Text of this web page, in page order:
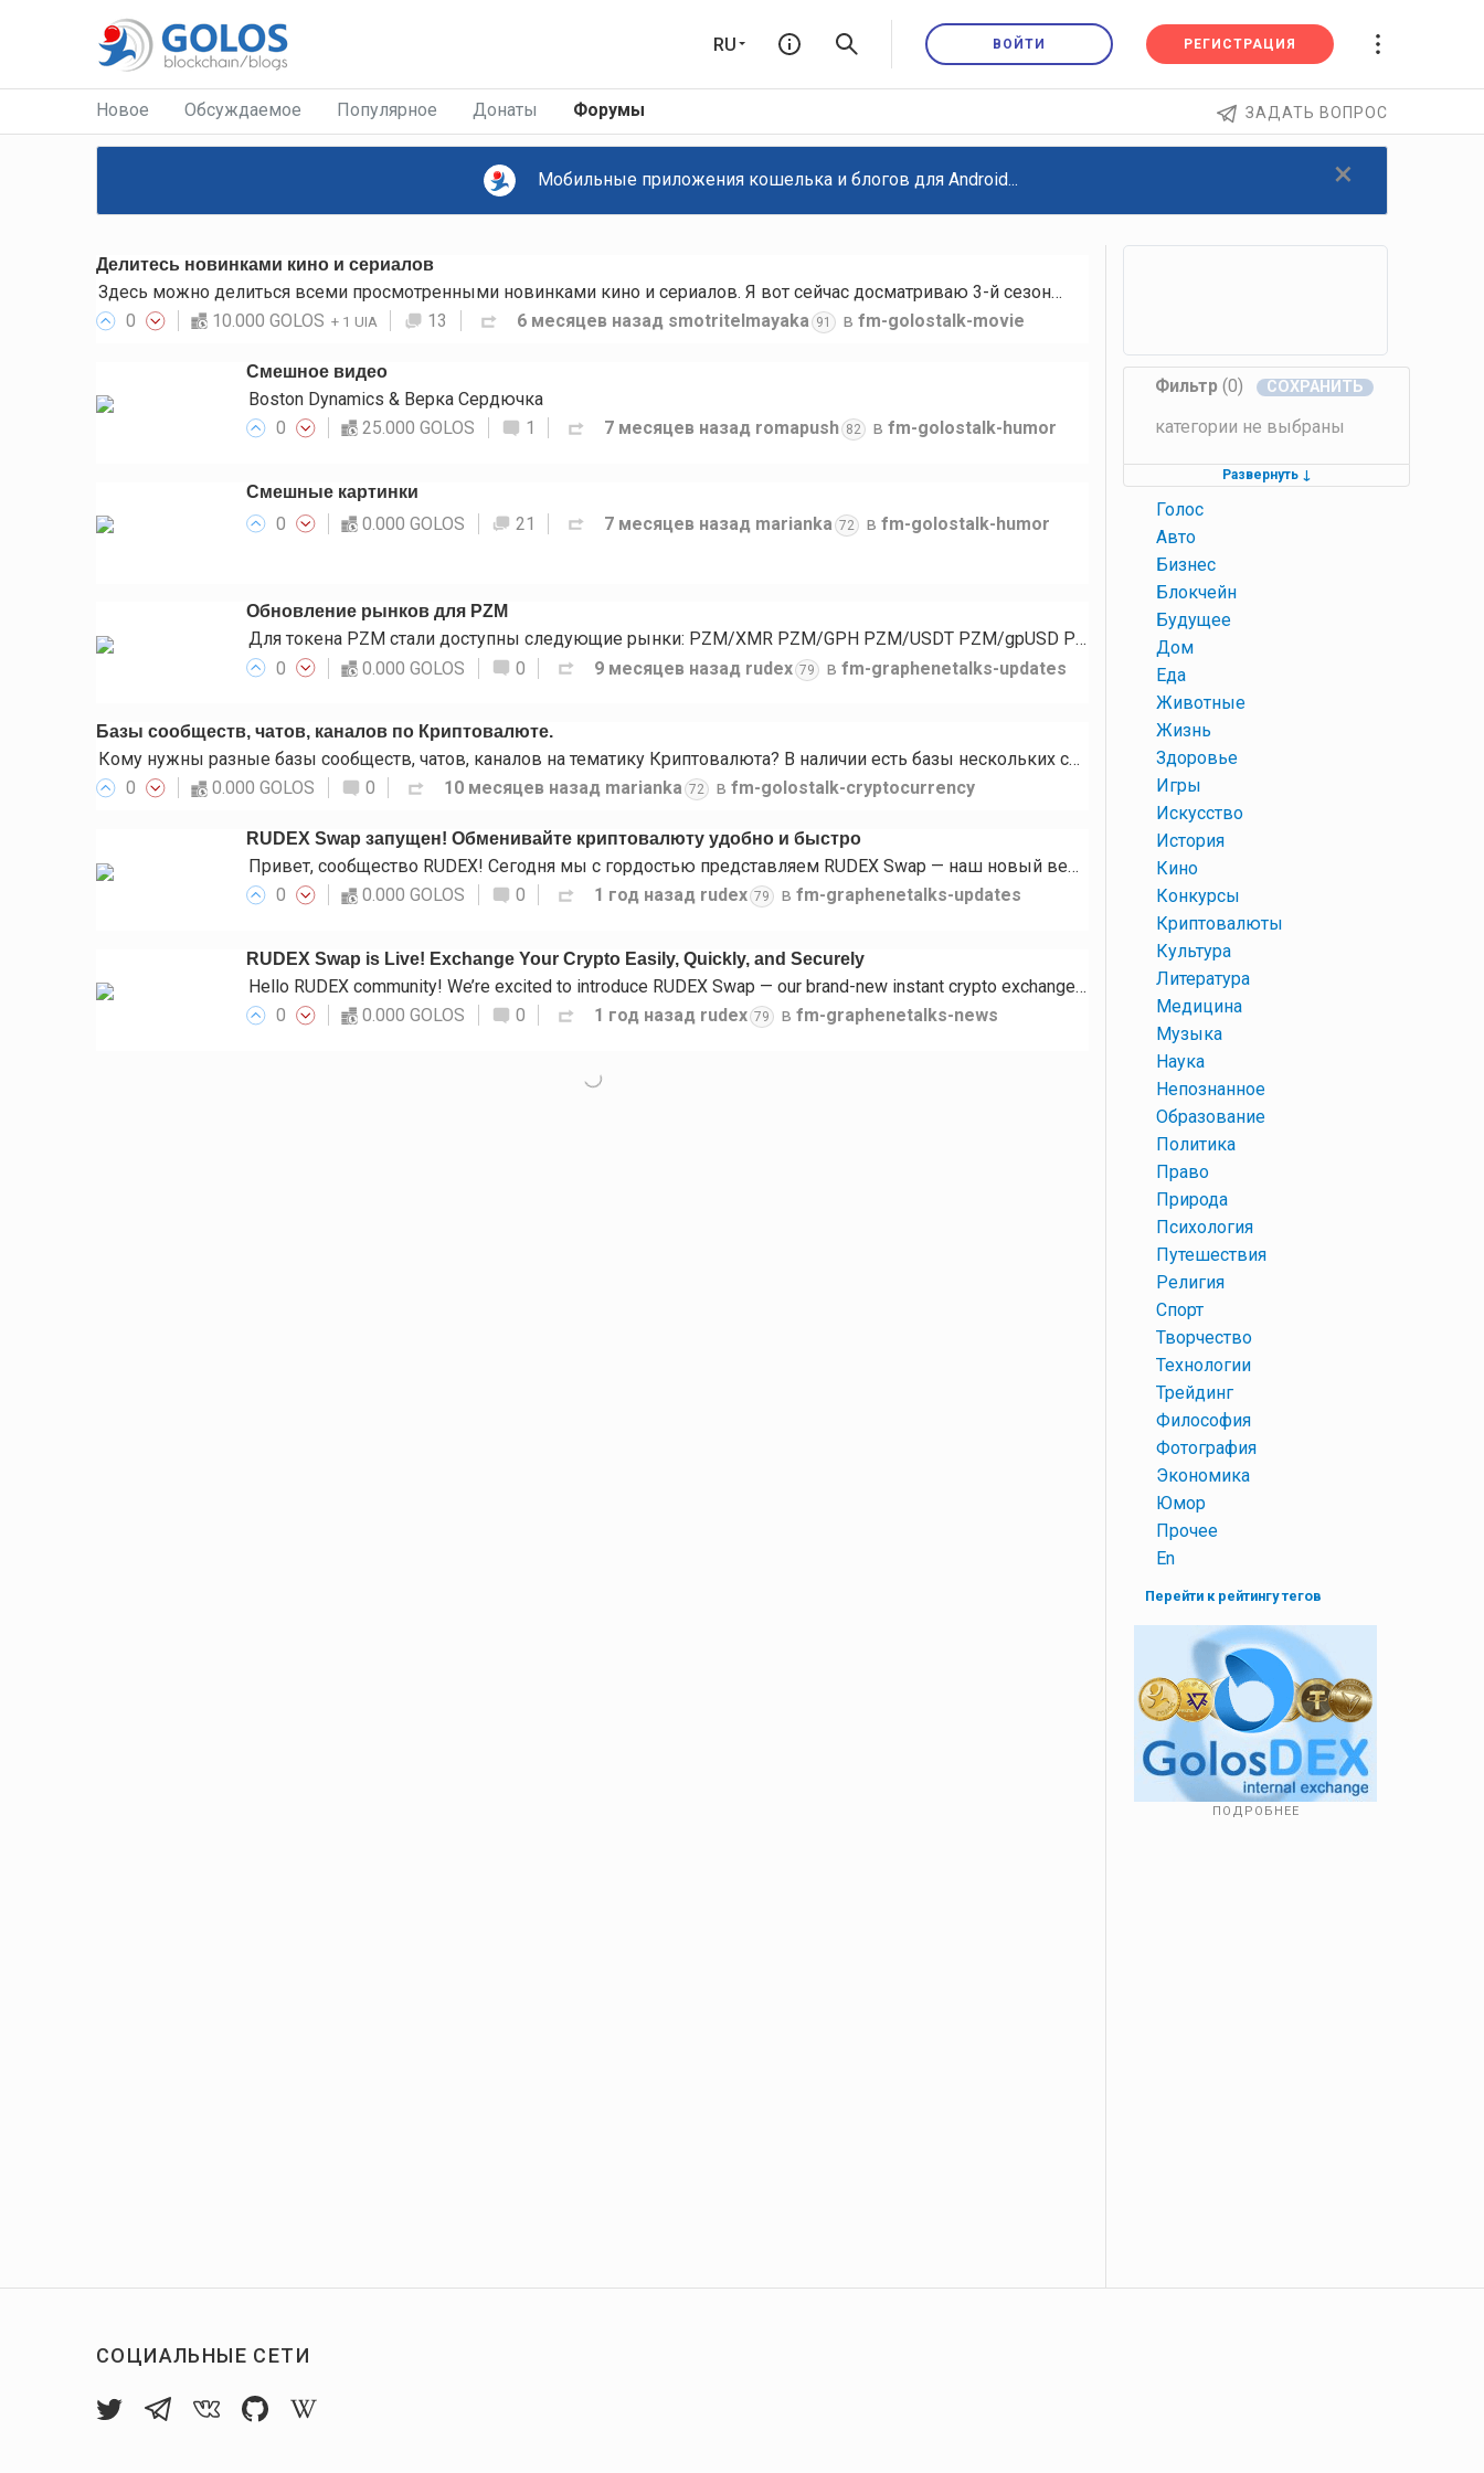
RU ВОЙТИ РЕГИСТРАЦИЯ
ЗАДАТЬ ВОПРОС
Новое Обсуждаемое Популярное Донаты Форумы
×
Мобильные приложения кошелька и блогов для Android...
Делитесь новинками кино и сериалов
Здесь можно делиться всеми просмотренными новинками кино и сериалов. Я вот сейчас досматриваю 3-й сезон…
0
10.000 GOLOS + 1 UIA 13 6 месяцев назад smotritelmayaka 91 в fm-golostalk-movie
Смешное видео
Boston Dynamics & Верка Сердючка
0
25.000 GOLOS 1 7 месяцев назад romapush 82 в fm-golostalk-humor
Смешные картинки
0 0.000 GOLOS 21 7 месяцев назад marianka 72 в fm-golostalk-humor
Обновление рынков для PZM
Для токена PZM стали доступны следующие рынки: PZM/XMR PZM/GPH PZM/USDT PZM/gpUSD PZM/gpEUR…
0
0.000 GOLOS 0 9 месяцев назад rudex 79 в fm-graphenetalks-updates
Базы сообществ, чатов, каналов по Криптовалюте.
Кому нужны разные базы сообществ, чатов, каналов на тематику Криптовалюта? В наличии есть базы нескольких социальных…
0
0.000 GOLOS 0 10 месяцев назад marianka 72 в fm-golostalk-cryptocurrency
RUDEX Swap запущен! Обменивайте криптовалюту удобно и быстро
Привет, сообщество RUDEX! Сегодня мы с гордостью представляем RUDEX Swap — наш новый веб-интерфейс мгновенного…
0
0.000 GOLOS 0 1 год назад rudex 79 в fm-graphenetalks-updates
RUDEX Swap is Live! Exchange Your Crypto Easily, Quickly, and Securely
Hello RUDEX community! We’re excited to introduce RUDEX Swap — our brand-new instant crypto exchange interface…
0
0.000 GOLOS 0 1 год назад rudex 79 в fm-graphenetalks-news
Фильтр (0)
категории не выбраны
Развернуть↓
Голос
Авто
Бизнес
Блокчейн
Будущее
Дом
Еда
Животные
Жизнь
Здоровье
Игры
Искусство
История
Кино
Конкурсы
Криптовалюты
Культура
Литература
Медицина
Музыка
Наука
Непознанное
Образование
Политика
Право
Природа
Психология
Путешествия
Религия
Спорт
Творчество
Технологии
Трейдинг
Философия
Фотография
Экономика
Юмор
Прочее
En
Перейти к рейтингу тегов
ПОДРОБНЕЕ
СОЦИАЛЬНЫЕ СЕТИ